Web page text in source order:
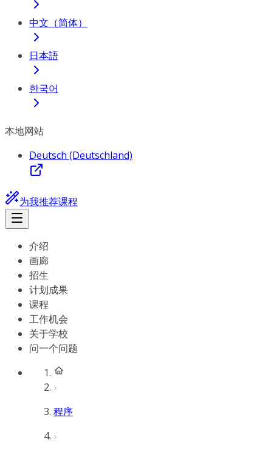
中文（简体）
日本語
한국어
本地网站
Deutsch (Deutschland)
为我推荐课程
介绍
画廊
招生
计划成果
课程
工作机会
关于学校
问一个问题
程序